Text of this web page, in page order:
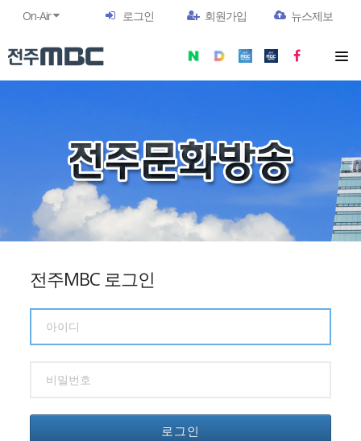
On-Air 로그인 회원가입 뉴스제보
전주MBC 로그인
로그인